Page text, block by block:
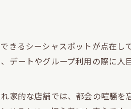
坂エリアのシーシャ事情
シャに癒される過ごし方
で過ごすくつろぎ時間
に最適な円山町のシーシャ
きるシーシャスポットが点在し
デートやグループ利用の際に人
家的な店舗では、都会の喧騒を